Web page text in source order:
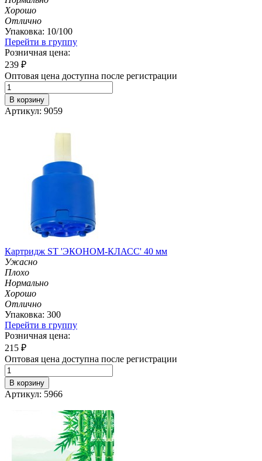
Хорошо
Отлично
Упаковка: 10/100
Перейти в группу
Розничная цена:
239 ₽
Оптовая цена доступна после регистрации
В корзину
Артикул: 9059
Картридж ST 'ЭКОНОМ-КЛАСС' 40 мм
Ужасно
Плохо
Нормально
Хорошо
Отлично
Упаковка: 300
Перейти в группу
Розничная цена:
215 ₽
Оптовая цена доступна после регистрации
В корзину
Артикул: 5966